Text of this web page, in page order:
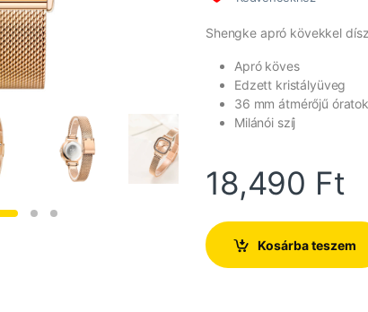
Shengke apró kövekkel
Apró köves
Edzett kristályüveg
36 mm átmérőjű óratok
Milánói szíj
18,490 Ft
Kosárba teszem